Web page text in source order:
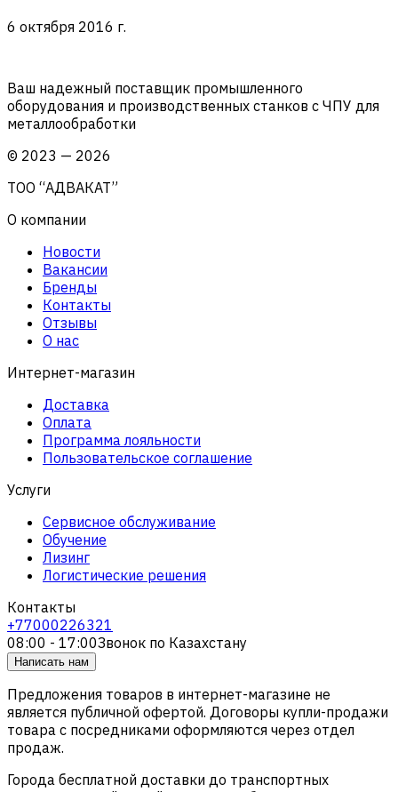
6 октября 2016 г.
Ваш надежный поставщик промышленного
оборудования и производственных станков с ЧПУ для
металлообработки
© 2023 — 2026
ТОО “АДВАКАТ”
О компании
Новости
Вакансии
Бренды
Контакты
Отзывы
О нас
Интернет-магазин
Доставка
Оплата
Программа лояльности
Пользовательское соглашение
Услуги
Сервисное обслуживание
Обучение
Лизинг
Логистические решения
Контакты
+77000226321
08:00 - 17:00Звонок по Казахстану
Написать нам
Предложения товаров в интернет-магазине не
является публичной офертой. Договоры купли-продажи
товара с посредниками оформляются через отдел
продаж.
Города бесплатной доставки до транспортных